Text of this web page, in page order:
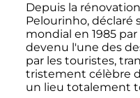
Depuis la
Pelourinho, déclaré
mondial en 1985 par
devenu l'une des
par les touristes,
tristement célèbre
un lieu totalement